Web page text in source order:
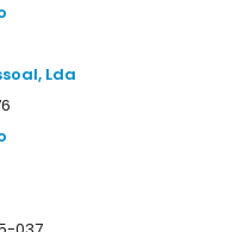
Lda